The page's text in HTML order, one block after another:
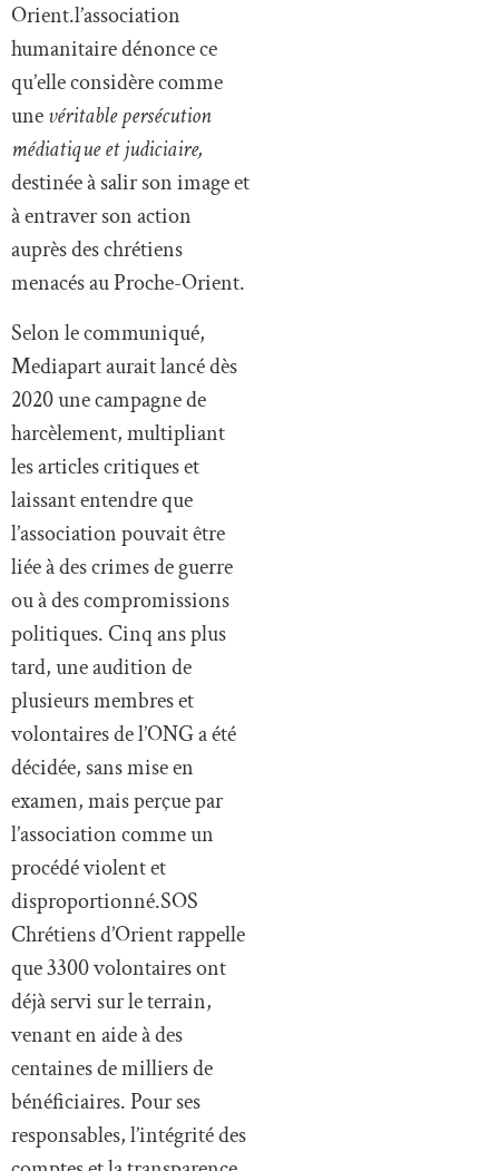
Orient.l’association
humanitaire dénonce ce
qu’elle considère comme
unevéritable persécution
médiatique et judiciaire,
destinée à salir son image et
à entraver son action
auprès des chrétiens
menacés au Proche-Orient.
Selon le communiqué,
Mediapart aurait lancé dès
2020 une campagne de
harcèlement, multipliant
les articles critiques et
laissant entendre que
l’association pouvait être
liée à des crimes de guerre
ou à des compromissions
politiques. Cinq ans plus
tard, une audition de
plusieurs membres et
volontaires de l’ONG a été
décidée, sans mise en
examen, mais perçue par
l’association comme un
procédé violent et
disproportionné.SOS
Chrétiens d’Orient rappelle
que 3300 volontaires ont
déjà servi sur le terrain,
venant en aide à des
centaines de milliers de
bénéficiaires. Pour ses
responsables, l’intégrité des